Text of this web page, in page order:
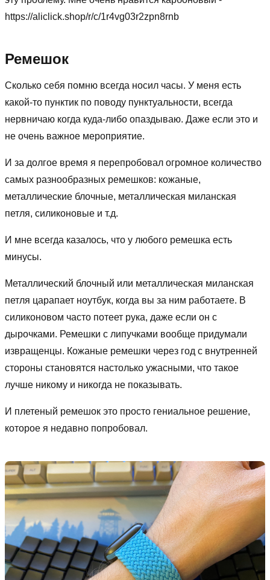
https://aliclick.shop/r/c/1r4vg03r2zpn8rnb
Ремешок
Сколько себя помню всегда носил часы. У меня есть
какой-то пунктик по поводу пунктуальности, всегда
нервничаю когда куда-либо опаздываю. Даже если это и
не очень важное мероприятие.
И за долгое время я перепробовал огромное количество
самых разнообразных ремешков: кожаные,
металлические блочные, металлическая миланская
петля, силиконовые и т.д.
И мне всегда казалось, что у любого ремешка есть
минусы.
Металлический блочный или металлическая миланская
петля царапает ноутбук, когда вы за ним работаете. В
силиконовом часто потеет рука, даже если он с
дырочками. Ремешки с липучками вообще придумали
извращенцы. Кожаные ремешки через год с внутренней
стороны становятся настолько ужасными, что такое
лучше никому и никогда не показывать.
И плетеный ремешок это просто гениальное решение,
которое я недавно попробовал.